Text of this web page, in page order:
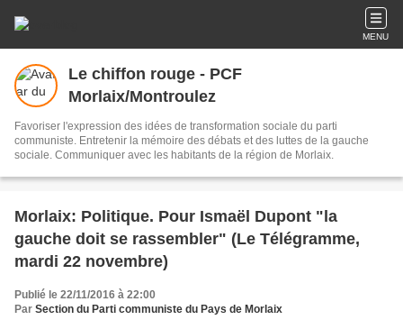
MENU
Le chiffon rouge - PCF
Morlaix/Montroulez
Favoriser l'expression des idées de transformation sociale du parti
communiste. Entretenir la mémoire des débats et des luttes de la gauche
sociale. Communiquer avec les habitants de la région de Morlaix.
Morlaix: Politique. Pour Ismaël Dupont "la
gauche doit se rassembler" (Le Télégramme,
mardi 22 novembre)
Publié le 22/11/2016 à 22:00
Par Section du Parti communiste du Pays de Morlaix